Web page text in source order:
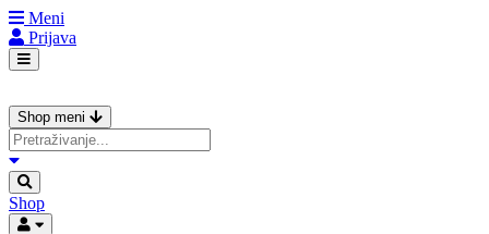
Meni
Prijava
Shop meni
Shop